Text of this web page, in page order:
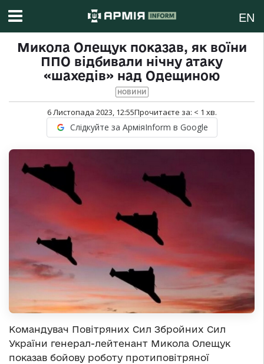
EN
Микола Олещук показав, як воїни
ППО відбивали нічну атаку
«шахедів» над Одещиною
НОВИНИ
6 Листопада 2023, 12:55Прочитаєте за: < 1 хв.
Слідкуйте за АрміяInform в Google
Командувач Повітряних Сил Збройних Сил
України генерал-лейтенант Микола Олещук
показав бойову роботу протиповітряної